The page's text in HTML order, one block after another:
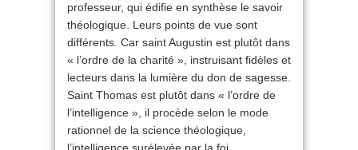
professeur, qui édifie en synthèse le savoir
théologique. Leurs points de vue sont
différents. Car saint Augustin est plutôt dans
« l’ordre de la charité », instruisant fidèles et
lecteurs dans la lumière du don de sagesse.
Saint Thomas est plutôt dans « l’ordre de
l’intelligence », il procède selon le mode
rationnel de la science théologique,